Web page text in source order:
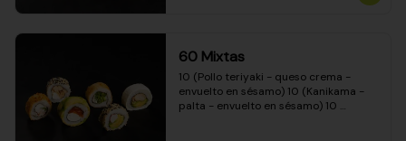
(Pimentón - queso crema - cebollín -
envuelto en masa tempura)
60 Mixtas
10 (Pollo teriyaki - queso crema -
envuelto en sésamo) 10 (Kanikama -
palta - envuelto en sésamo) 10